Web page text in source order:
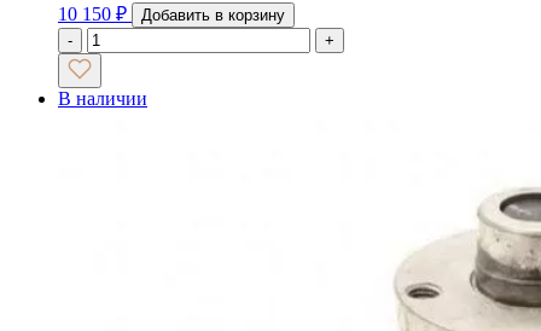
10 150 ₽
Добавить в корзину
-
+
В наличии